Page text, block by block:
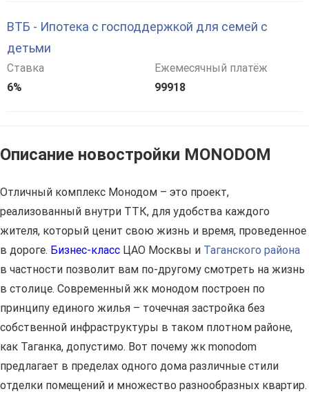
ВТБ - Ипотека с господдержкой для семей с
детьми
Ставка
6%
Ежемесячный платёж
99918
Описание новостройки MONODOM
Отличный комплекс Монодом – это проект,
реализованный внутри ТТК, для удобства каждого
жителя, который ценит свою жизнь и время, проведенное
в дороге. Бизнес-класс ЦАО Москвы и Таганского района
в частности позволит вам по-другому смотреть на жизнь
в столице. Современный жк монодом построен по
принципу единого жилья – точечная застройка без
собственной инфраструктуры в таком плотном районе,
как Таганка, допустимо. Вот почему жк monodom
предлагает в пределах одного дома различные стили
отделки помещений и множество разнообразных квартир.